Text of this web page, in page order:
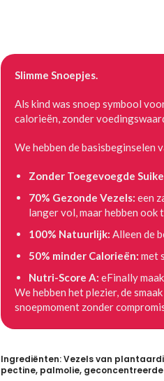
Slimme Snoepjes.
Als kind was snoep symbool
calorieën, zonder
We hebben de basisbeginselen
Zonder Toegevoegde
70% Gezonde Vezels: een
langer vol, maar hebben
100% Natuurlijk: Alleen de
50% minder Calorieën: met
Nutri-Score A: eFinally
We hebben het plezier, de
snoepmoment zonder
Ingrediënten: Vezels van
pectine, palmolie,